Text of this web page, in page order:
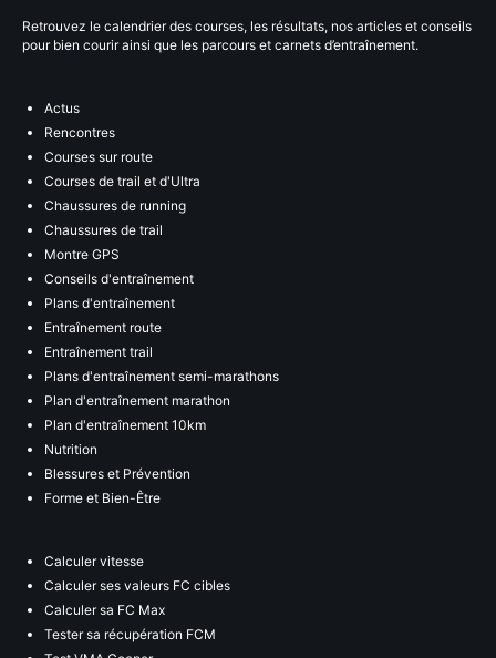
Retrouvez le calendrier des courses, les résultats, nos articles et conseils
pour bien courir ainsi que les parcours et carnets d’entraînement.
Actus
Rencontres
Courses sur route
Courses de trail et d'Ultra
Chaussures de running
Chaussures de trail
Montre GPS
Conseils d'entraînement
Plans d'entraînement
Entraînement route
Entraînement trail
Plans d'entraînement semi-marathons
Plan d'entraînement marathon
Plan d'entraînement 10km
Nutrition
Blessures et Prévention
Forme et Bien-Être
Calculer vitesse
Calculer ses valeurs FC cibles
Calculer sa FC Max
Tester sa récupération FCM